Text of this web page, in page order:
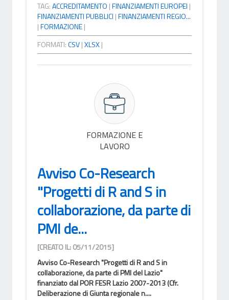
TAG:ACCREDITAMENTO |FINANZIAMENTI EUROPEI |
FINANZIAMENTI PUBBLICI |FINANZIAMENTI REGIO...
|FORMAZIONE|
FORMATI:CSV|XLSX|
FORMAZIONE E
LAVORO
Avviso Co-Research
"Progetti di R and S in
collaborazione, da parte di
PMI de...
[CREATO IL: 05/11/2015]
Avviso Co-Research "Progetti di R and S in
collaborazione, da parte di PMI del Lazio"
finanziato dal POR FESR Lazio 2007-2013 (Cfr.
Deliberazione di Giunta regionale n....